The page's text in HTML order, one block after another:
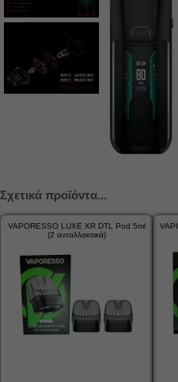
Σχετικά προϊόντα...
VAPORESSO LUXE XR DTL Pod 5ml
(2 ανταλλακτικά)